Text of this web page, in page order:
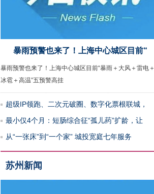
暴雨预警也来了！上海中心城区目前“
暴雨预警也来了！上海中心城区目前“暴雨＋大风＋雷电＋
冰雹＋高温”五预警高挂
超级IP领跑、二次元破圈、数字化票根联城，
最小仅4个月：短肠综合征“孤儿药”扩龄，让
从“一张床”到“一个家” 城投宽庭七年服务
苏州新闻